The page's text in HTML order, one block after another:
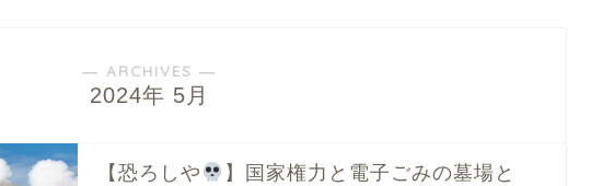
― ARCHIVES ―
2024年 5月
【恐ろしや 】国家権力と電子ごみの墓場と